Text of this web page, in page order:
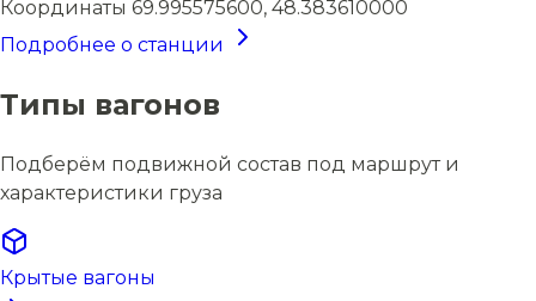
Координаты 69.995575600, 48.383610000
Подробнее о станции
Типы вагонов
Подберём подвижной состав под маршрут и
характеристики груза
Крытые вагоны